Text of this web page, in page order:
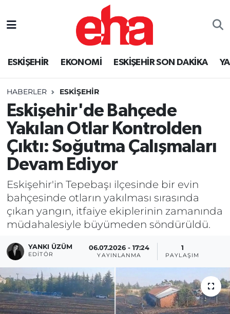
ESKİŞEHİR EKONOMİ ESKİŞEHİR SON DAKİKA
HABERLER ESKİŞEHİR
Eskişehir'de Bahçede
Yakılan Otlar Kontrolden
Çıktı: Soğutma Çalışmaları
Devam Ediyor
Eskişehir'in Tepebaşı ilçesinde bir evin
bahçesinde otların yakılması sırasında
çıkan yangın, itfaiye ekiplerinin zamanında
müdahalesiyle büyümeden söndürüldü.
YANKI ÜZÜM
EDITÖR
06.07.2026 - 17:24
YAYINLANMA
1
PAYLAŞIM